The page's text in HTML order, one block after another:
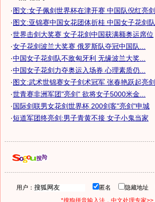
·图文:女子佩剑世界杯在津开赛 中国队倪红亮剑
·图文:亚锦赛中国女花团体折桂 中国女子花剑队
·世界击剑大奖赛 女子花剑中国获满额奥运席位
·女子花剑波兰大奖赛 俄罗斯队夺冠中国队...
·中国女子花剑队不敌匈牙利 无缘波兰大奖...
·中国女子花剑力夺奥运入场券 心理素质仍...
·图文:武术世锦赛女子剑术冠军 张春艳跃起亮剑
·世青赛非洲军团"亮剑" 欲将女子5000米金...
·国际剑联男女花剑世界杯 200剑客"亮剑"申城
·短道军团终亮剑:男子青黄不接 女子小鬼当家
用户： 匿名 隐藏地址
*搜狗拼音输入法，中文处理专家>>